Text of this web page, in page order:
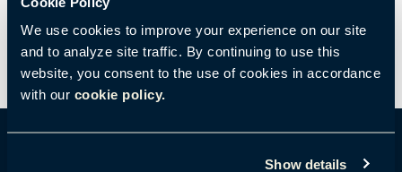
We use cookies to improve your experience on our site
and to analyze site traffic. By continuing to use this
website, you consent to the use of cookies in accordance
with our cookie policy.
Show details
de pause sur le lieu de travail.